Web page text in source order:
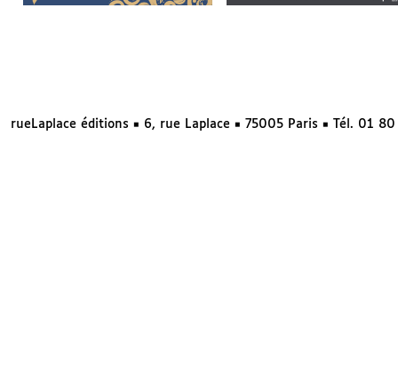
rueLaplace éditions ◼ 6, rue Laplace ◼ 75005 Paris ◼ Tél. 01